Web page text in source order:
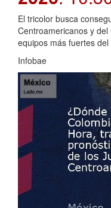
El tricolor busca
Centroamericanos y
equipos más fuertes
Infobae